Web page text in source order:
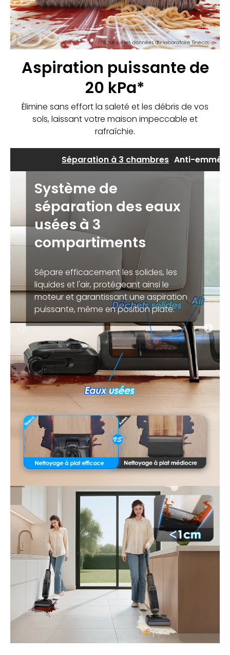
Aspiration puissante de
20 kPa*
Élimine sans effort la saleté et les débris de vos
sols, laissant votre maison impeccable et
rafraîchie.
Séparation à 3 chambres Anti-
Système de
séparation des eaux
usées à 3
compartiments
Sépare efficacement les solides, les
liquides et l'air, protégeant ainsi le
moteur et garantissant une aspiration
puissante, même en position plate.